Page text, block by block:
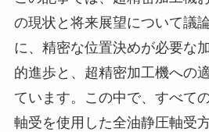
の現状と将来展望について議
に、精密な位置決めが必要な
的進歩と、超精密加工機への
ています。この中で、すべて
軸受を使用した全油静圧軸受